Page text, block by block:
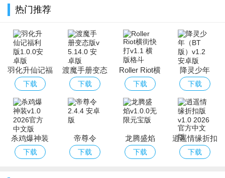
热门推荐
羽化升仙记福
利版
下载
渡魔手册变态
版
下载
Roller Riot横
街快打
下载
降灵少年
（BT版）
下载
杀鸡爆神装
下载
帝尊令
下载
龙腾盛焰
下载
逍遥情缘折扣
版
下载